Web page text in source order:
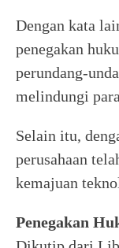
Dengan kata
penegakan
perundang-
melindungi
Selain itu,
perusahaan
kemajuan
Penegakan